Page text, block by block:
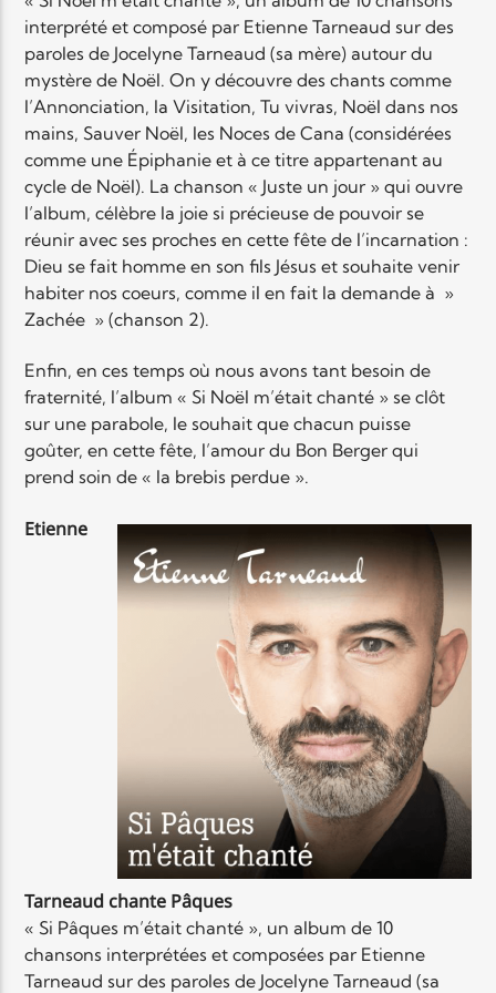
Elyon Live
Elyon Kids
interprété et composé par Etienne Tarneaud sur des
paroles de Jocelyne Tarneaud (sa mère) autour du
mystère de Noël. On y découvre des chants comme
l’Annonciation, la Visitation, Tu vivras, Noël dans nos
mains, Sauver Noël, les Noces de Cana (considérées
comme une Épiphanie et à ce titre appartenant au
cycle de Noël). La chanson « Juste un jour » qui ouvre
l’album, célèbre la joie si précieuse de pouvoir se
réunir avec ses proches en cette fête de l’incarnation :
Dieu se fait homme en son fils Jésus et souhaite venir
habiter nos coeurs, comme il en fait la demande à »
Zachée » (chanson 2).
Enfin, en ces temps où nous avons tant besoin de
fraternité, l’album « Si Noël m’était chanté » se clôt
sur une parabole, le souhait que chacun puisse
goûter, en cette fête, l’amour du Bon Berger qui
prend soin de « la brebis perdue ».
Etienne
Tarneaud chante Pâques
« Si Pâques m’était chanté », un album de 10
chansons interprétées et composées par Etienne
Tarneaud sur des paroles de Jocelyne Tarneaud (sa